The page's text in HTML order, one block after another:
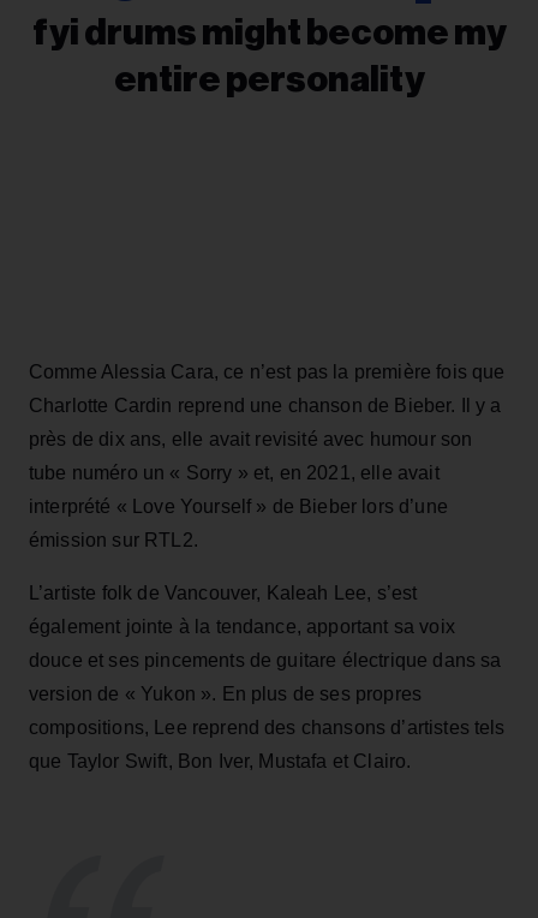
fyi drums might become my
entire personality
Comme Alessia Cara, ce n’est pas la première fois que
Charlotte Cardin reprend une chanson de Bieber. Il y a
près de dix ans, elle avait revisité avec humour son
tube numéro un « Sorry » et, en 2021, elle avait
interprété « Love Yourself » de Bieber lors d’une
émission sur RTL2.
L’artiste folk de Vancouver, Kaleah Lee, s’est
également jointe à la tendance, apportant sa voix
douce et ses pincements de guitare électrique dans sa
version de « Yukon ». En plus de ses propres
compositions, Lee reprend des chansons d’artistes tels
que Taylor Swift, Bon Iver, Mustafa et Clairo.